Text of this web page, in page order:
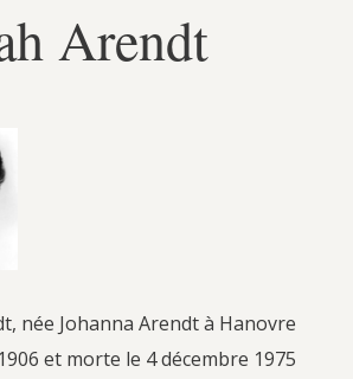
Arendt
née Johanna Arendt à Hanovre
et morte le 4 décembre 1975